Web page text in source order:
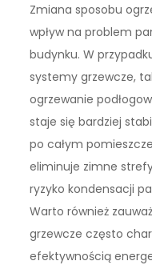
Zmiana sposobu
wpływ na problem
budynku. W
systemy grzewcze,
ogrzewanie
staje się bardziej
po całym
eliminuje zimne
ryzyko kondensacji
Warto również
grzewcze często
efektywnością